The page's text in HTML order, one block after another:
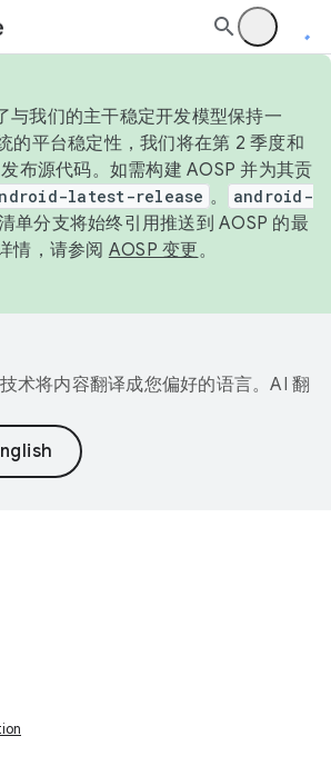
与我们的主干稳定开发模型保持一
的平台稳定性，我们将在第 2 季度和
布源代码。如需构建 AOSP 并为其贡
latest-release 。
android-
单分支将始终引用推送到 AOSP 的最
情，请参阅 AOSP 变更。
术将内容翻译成您偏好的语言。AI 翻